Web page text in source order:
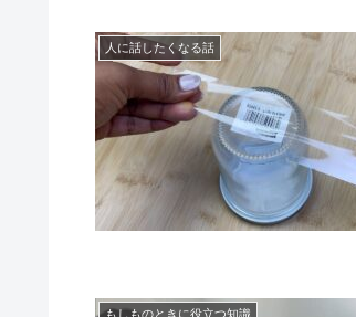
人に話したくなる話
もしものときに役立つ知識